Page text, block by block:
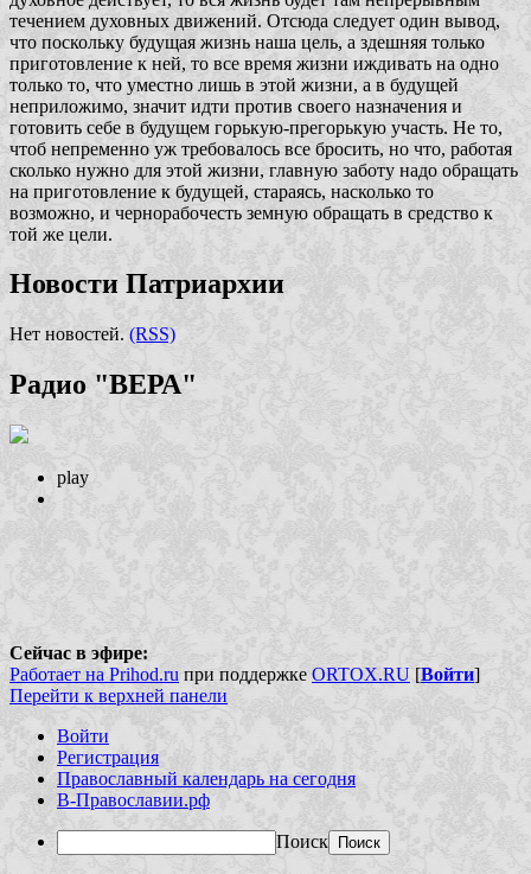
течением духовных движений. Отсюда следует один вывод,
что поскольку будущая жизнь наша цель, а здешняя только
приготовление к ней, то все время жизни иждивать на одно
только то, что уместно лишь в этой жизни, а в будущей
неприложимо, значит идти против своего назначения и
готовить себе в будущем горькую-прегорькую участь. Не то,
чтоб непременно уж требовалось все бросить, но что, работая
сколько нужно для этой жизни, главную заботу надо обращать
на приготовление к будущей, стараясь, насколько то
возможно, и чернорабочесть земную обращать в средство к
той же цели.
Новости Патриархии
Нет новостей. (RSS)
Радио "ВЕРА"
play
Сейчас в эфире:
Работает на Prihod.ru при поддержке ORTOX.RU [Войти]
Перейти к верхней панели
Войти
Регистрация
Православный календарь на сегодня
В-Православии.рф
Поиск